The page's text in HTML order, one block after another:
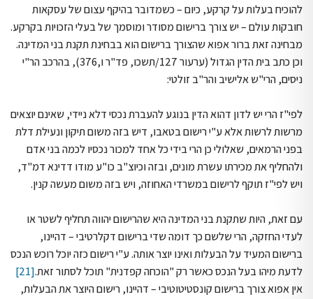
להוכיח בעלות על קרקע, כיום – כשמדובר בהיקף עצום של עסקאות
חובקות עולם – יש צורך ברישום מסודר ומוסמך של בעלי הזכויות בקרקע.
מבחינה זאת ברור אפוא שהצורך ברישום הוא בבחינת תקנת בני המדינה.
וכן כתב בית הדין הגדול (ערעור 127/תשכו, פד"ר ו,376), בהרכב הר"י
ניסים, הרי"ש אלישיב והר"ב זולטי:
לפי"ז הרי יש לדון דהוא הדין בנוגע להעברת נכסי דלא ניידי, שאינם יוצאים
מרשות לרשות אלא ע"י רישום בטאבו, דיש בזה משום תיקון ונעילת דלת
בפני הרמאים, שאלולי כן הרי בידי כל אחד למכור נכסיו לכמה בני אדם
ולהחליף את מכירתו עשרת מונים, ובזה וכיוצ"ב כו"ע מודו דדינא דמ"ד,
ויש לפי"ז תוקף לרישום במשרדי האחוזה, ויש בזה משום מעשה קנין.
עם זאת, היות שתקנת בני המדינה היא שהרישום יהווה תחליף לשטר או
לעדי החזקה, הרי שלשם כך דומה שדי ברישום דקלרטיבי – דהיינו,
ברישום המעיד על הבעלות ואינו יוצר אותה. ע"י רישום כזה יוכל רוכש הנכס
לדעת מיהו בעל הנכס כאשר רק "הוכחה קפדנית" תוכל לסתור זאת.[21]
אין אפוא צורך ברישום קונסטיטוטיבי – דהיינו, רישום היוצר את הבעלות,